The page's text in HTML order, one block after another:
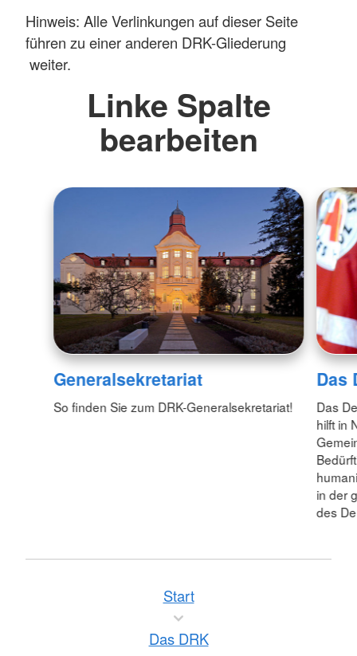
Hinweis: Alle Verlinkungen auf dieser Seite
führen zu einer anderen DRK-Gliederung
weiter.
Linke Spalte
bearbeiten
Generalsekretariat
So finden Sie zum DRK-Generalsekretariat!
Das
Das
hilft in
in der
des
Start
Das DRK